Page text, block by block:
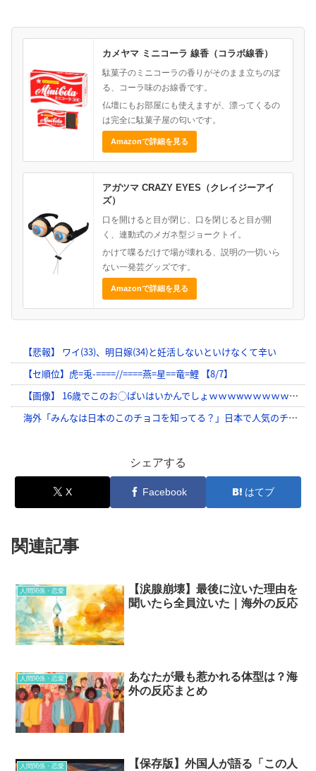
カメヤマ ミニコーラ 線香（コラボ線香）
駄菓子のミニコーラの香りがそのまま立ちのぼ
る、コーラ味のお線香です。
仏壇にもお部屋にも使えますが、漂ってくるの
は完全に駄菓子屋の匂いです。
Amazonで詳細を見る
アガツマ CRAZY EYES（クレイジーアイ
ズ）
口を開けると目が閉じ、口を閉じると目が開
く、連動式のメガネ型ジョークトイ。
かけて喋るだけで場が壊れる、説明の一切いら
ない一発芸グッズです。
Amazonで詳細を見る
シェアする
X Facebook はてブ
関連記事
人間関係・恋愛
【涙腺崩壊】最後に泣いた理由を
聞いたら全員泣いた｜海外の反応
人間関係・恋愛
あなたが最も惹かれる体型は？海
外の反応まとめ
人間関係・恋愛
【保存版】外国人が語る「この人